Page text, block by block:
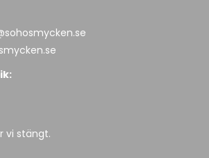
vi stängt.